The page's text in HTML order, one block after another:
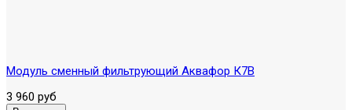
Модуль сменный фильтрующий Аквафор К7В
3 960 руб